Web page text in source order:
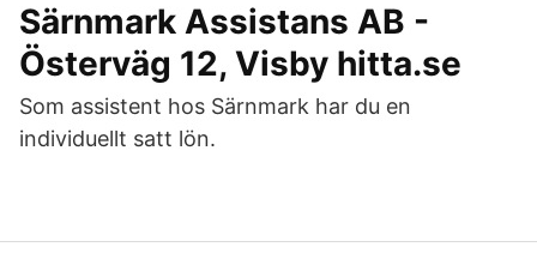
Särnmark Assistans AB -
Österväg 12, Visby hitta.se
Som assistent hos Särnmark har du en
individuellt satt lön.